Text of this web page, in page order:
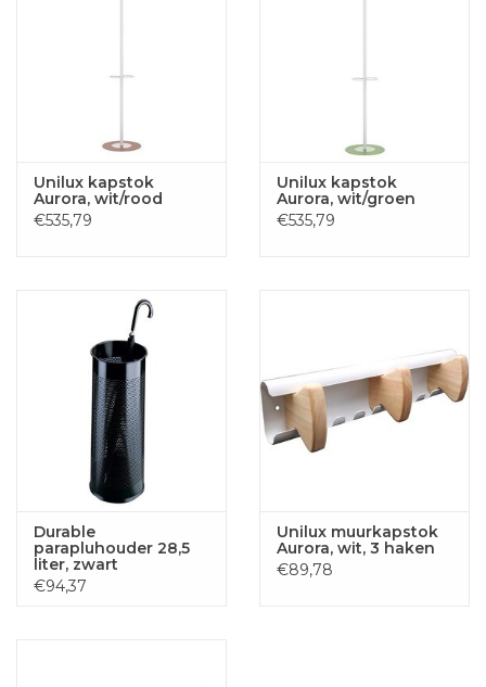
Unilux kapstok
Aurora, wit/rood
€535,79
Unilux kapstok
Aurora, wit/groen
€535,79
Durable
parapluhouder 28,5
liter, zwart
€94,37
Unilux muurkapstok
Aurora, wit, 3 haken
€89,78